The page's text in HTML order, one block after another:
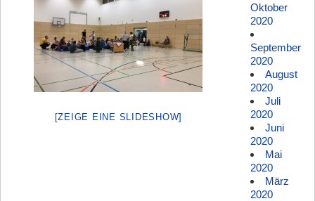
[ZEIGE EINE SLIDESHOW]
Oktober
2020
September
2020
August
2020
Juli
2020
Juni
2020
Mai
2020
März
2020